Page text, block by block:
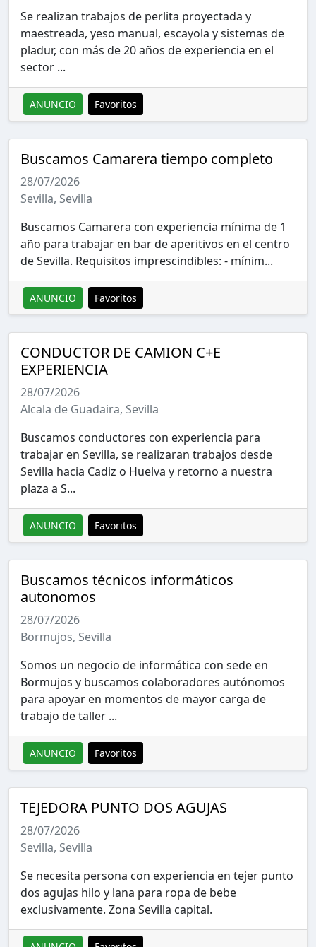
Se realizan trabajos de perlita proyectada y
maestreada, yeso manual, escayola y sistemas de
pladur, con más de 20 años de experiencia en el
sector ...
ANUNCIO Favoritos
Buscamos Camarera tiempo completo
28/07/2026
Sevilla, Sevilla
Buscamos Camarera con experiencia mínima de 1
año para trabajar en bar de aperitivos en el centro
de Sevilla. Requisitos imprescindibles: - mínim...
ANUNCIO Favoritos
CONDUCTOR DE CAMION C+E
EXPERIENCIA
28/07/2026
Alcala de Guadaira, Sevilla
Buscamos conductores con experiencia para
trabajar en Sevilla, se realizaran trabajos desde
Sevilla hacia Cadiz o Huelva y retorno a nuestra
plaza a S...
ANUNCIO Favoritos
Buscamos técnicos informáticos
autonomos
28/07/2026
Bormujos, Sevilla
Somos un negocio de informática con sede en
Bormujos y buscamos colaboradores autónomos
para apoyar en momentos de mayor carga de
trabajo de taller ...
ANUNCIO Favoritos
TEJEDORA PUNTO DOS AGUJAS
28/07/2026
Sevilla, Sevilla
Se necesita persona con experiencia en tejer punto
dos agujas hilo y lana para ropa de bebe
exclusivamente. Zona Sevilla capital.